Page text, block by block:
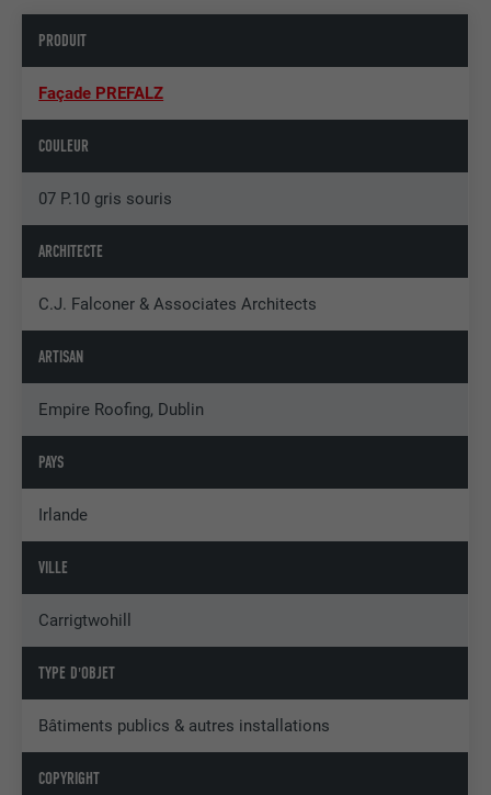
PRODUIT
Façade PREFALZ
COULEUR
07 P.10 gris souris
ARCHITECTE
C.J. Falconer & Associates Architects
ARTISAN
Empire Roofing, Dublin
PAYS
Irlande
VILLE
Carrigtwohill
TYPE D'OBJET
Bâtiments publics & autres installations
COPYRIGHT